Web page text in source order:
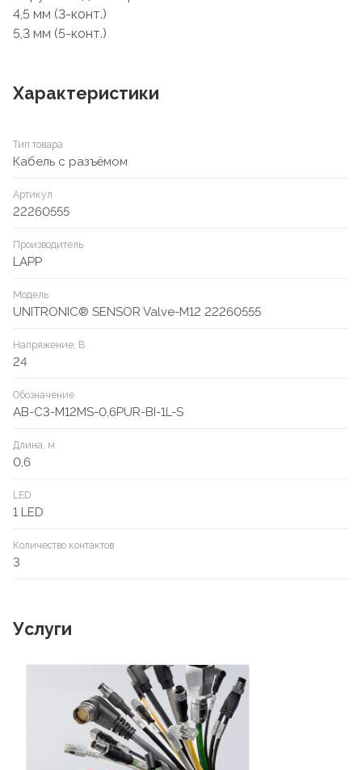
4,5 мм (3-конт.)
5,3 мм (5-конт.)
Характеристики
Тип товара
Кабель с разъёмом
Артикул
22260555
Производитель
LAPP
Модель
UNITRONIC® SENSOR Valve-M12 22260555
Напряжение, В
24
Обозначение
AB-C3-M12MS-0,6PUR-BI-1L-S
Длина, м
0,6
LED
1 LED
Количество контактов
3
Услуги